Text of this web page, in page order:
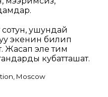
ушундай
экенин билип
Жасап эле тим
кубатташат.
Moscow